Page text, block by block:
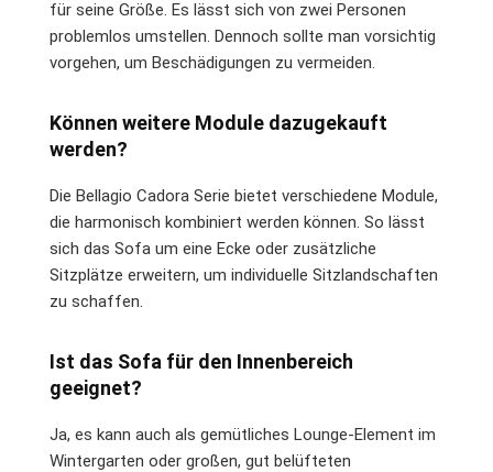
für seine Größe. Es lässt sich von zwei Personen
problemlos umstellen. Dennoch sollte man vorsichtig
vorgehen, um Beschädigungen zu vermeiden.
Können weitere Module dazugekauft
werden?
Die Bellagio Cadora Serie bietet verschiedene Module,
die harmonisch kombiniert werden können. So lässt
sich das Sofa um eine Ecke oder zusätzliche
Sitzplätze erweitern, um individuelle Sitzlandschaften
zu schaffen.
Ist das Sofa für den Innenbereich
geeignet?
Ja, es kann auch als gemütliches Lounge-Element im
Wintergarten oder großen, gut belüfteten